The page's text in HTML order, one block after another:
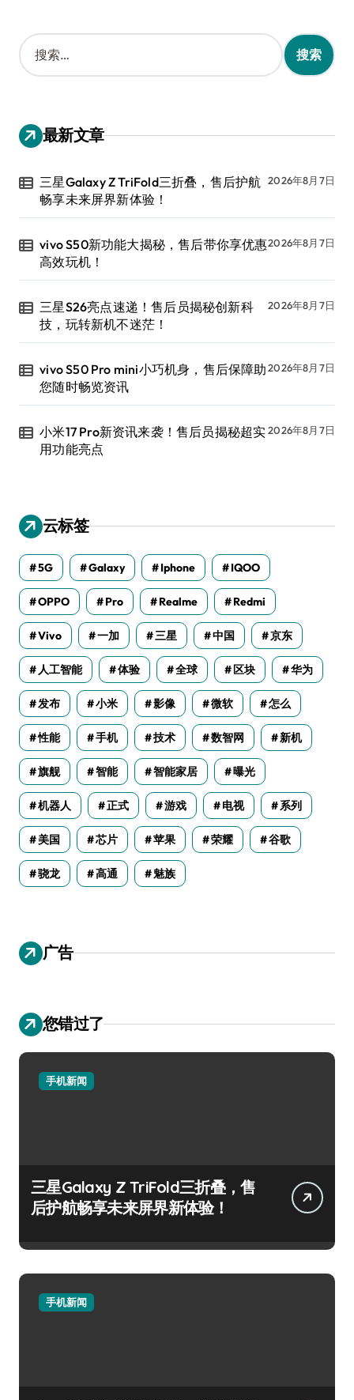
搜
索
：
最新文章
三星Galaxy Z TriFold三折叠，售后护航
畅享未来屏界新体验！
2026年8月7日
vivo S50新功能大揭秘，售后带你享优惠
高效玩机！
2026年8月7日
三星S26亮点速递！售后员揭秘创新科
技，玩转新机不迷茫！
2026年8月7日
vivo S50 Pro mini小巧机身，售后保障助
您随时畅览资讯
2026年8月7日
小米17 Pro新资讯来袭！售后员揭秘超实
用功能亮点
2026年8月7日
云标签
5G Galaxy Iphone IQOO
OPPO Pro Realme Redmi
Vivo 一加 三星 中国 京东
人工智能 体验 全球 区块 华为
发布 小米 影像 微软 怎么
性能 手机 技术 数智网 新机
旗舰 智能 智能家居 曝光
机器人 正式 游戏 电视 系列
美国 芯片 苹果 荣耀 谷歌
骁龙 高通 魅族
广告
您错过了
手机新闻
三星Galaxy Z TriFold三折叠，售
后护航畅享未来屏界新体验！
手机新闻